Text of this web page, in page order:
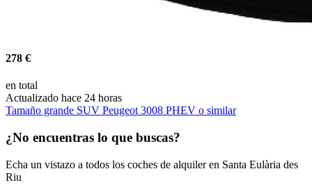
278 €
en total
Actualizado hace 24 horas
Tamaño grande SUV Peugeot 3008 PHEV o similar
¿No encuentras lo que buscas?
Echa un vistazo a todos los coches de alquiler en Santa Eulària des
Riu